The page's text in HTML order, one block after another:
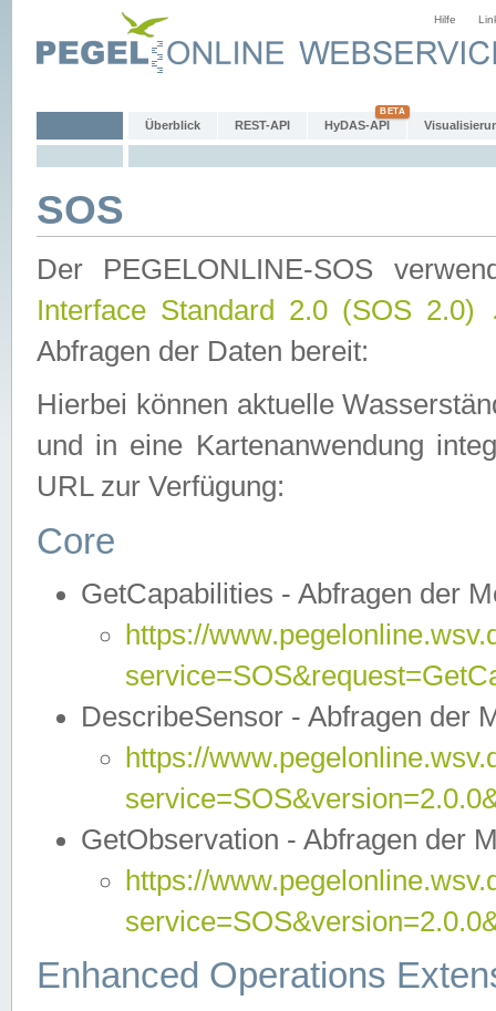
Hilfe
Überblick REST-API HyDAS-API
SOS
Der PEGELONLINE-SOS
Interface Standard 2.0 (SOS 2.0)
Abfragen der Daten bereit:
Hierbei können aktuelle
und in eine Kartenanwendung
URL zur Verfügung:
Core
GetCapabilities - Abfragen der
https://
DescribeSensor - Abfragen der
https://
GetObservation - Abfragen der
https://
Enhanced Operations